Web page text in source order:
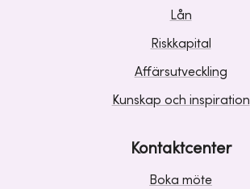
Lån
Riskkapital
Affärsutveckling
Kunskap och inspiration
Kontaktcenter
Boka möte